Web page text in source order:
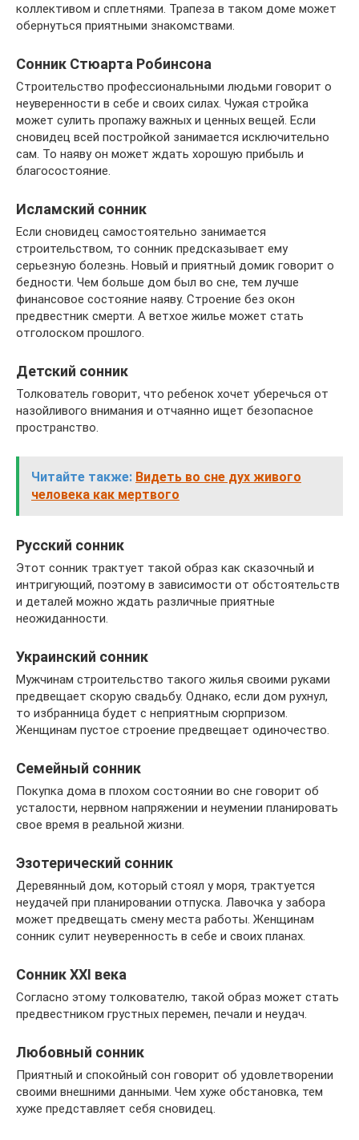
коллективом и сплетнями. Трапеза в таком доме может
обернуться приятными знакомствами.
Сонник Стюарта Робинсона
Строительство профессиональными людьми говорит о
неуверенности в себе и своих силах. Чужая стройка
может сулить пропажу важных и ценных вещей. Если
сновидец всей постройкой занимается исключительно
сам. То наяву он может ждать хорошую прибыль и
благосостояние.
Исламский сонник
Если сновидец самостоятельно занимается
строительством, то сонник предсказывает ему
серьезную болезнь. Новый и приятный домик говорит о
бедности. Чем больше дом был во сне, тем лучше
финансовое состояние наяву. Строение без окон
предвестник смерти. А ветхое жилье может стать
отголоском прошлого.
Детский сонник
Толкователь говорит, что ребенок хочет уберечься от
назойливого внимания и отчаянно ищет безопасное
пространство.
Читайте также: Видеть во сне дух живого
человека как мертвого
Русский сонник
Этот сонник трактует такой образ как сказочный и
интригующий, поэтому в зависимости от обстоятельств
и деталей можно ждать различные приятные
неожиданности.
Украинский сонник
Мужчинам строительство такого жилья своими руками
предвещает скорую свадьбу. Однако, если дом рухнул,
то избранница будет с неприятным сюрпризом.
Женщинам пустое строение предвещает одиночество.
Семейный сонник
Покупка дома в плохом состоянии во сне говорит об
усталости, нервном напряжении и неумении планировать
свое время в реальной жизни.
Эзотерический сонник
Деревянный дом, который стоял у моря, трактуется
неудачей при планировании отпуска. Лавочка у забора
может предвещать смену места работы. Женщинам
сонник сулит неуверенность в себе и своих планах.
Сонник XXI века
Согласно этому толкователю, такой образ может стать
предвестником грустных перемен, печали и неудач.
Любовный сонник
Приятный и спокойный сон говорит об удовлетворении
своими внешними данными. Чем хуже обстановка, тем
хуже представляет себя сновидец.